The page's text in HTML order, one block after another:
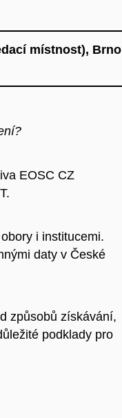
místnost), Brno
EOSC CZ
i institucemi.
daty v České
způsobů získávání,
podklady pro